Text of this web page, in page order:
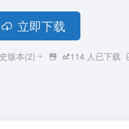
立即下载
版本(2) 114 人已下载